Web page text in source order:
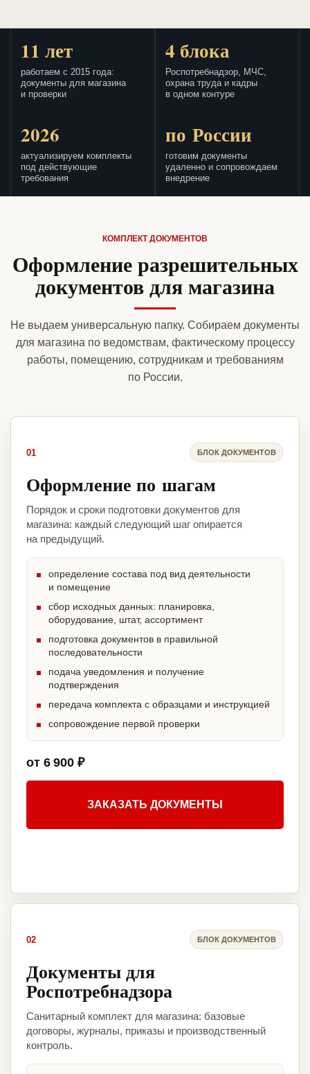
11 лет
работаем с 2015 года:
документы для магазина
и проверки
4 блока
Роспотребнадзор, МЧС,
охрана труда и кадры
в одном контуре
2026
актуализируем комплекты
под действующие
требования
по России
готовим документы
удаленно и сопровождаем
внедрение
КОМПЛЕКТ ДОКУМЕНТОВ
Оформление разрешительных
документов для магазина
Не выдаем универсальную папку. Собираем документы
для магазина по ведомствам, фактическому процессу
работы, помещению, сотрудникам и требованиям
по России.
01 БЛОК ДОКУМЕНТОВ
Оформление по шагам
Порядок и сроки подготовки документов для
магазина: каждый следующий шаг опирается
на предыдущий.
определение состава под вид деятельности
и помещение
сбор исходных данных: планировка,
оборудование, штат, ассортимент
подготовка документов в правильной
последовательности
подача уведомления и получение
подтверждения
передача комплекта с образцами и инструкцией
сопровождение первой проверки
от 6 900 ₽
ЗАКАЗАТЬ ДОКУМЕНТЫ
02 БЛОК ДОКУМЕНТОВ
Документы для
Роспотребнадзора
Санитарный комплект для магазина: базовые
договоры, журналы, приказы и производственный
контроль.